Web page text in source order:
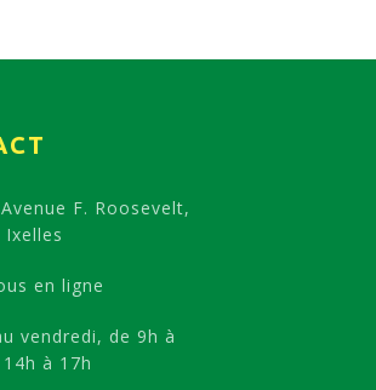
F. Roosevelt,
Ixelles
en ligne
vendredi, de 9h à
à 17h